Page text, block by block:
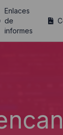
Enlaces
de
informes